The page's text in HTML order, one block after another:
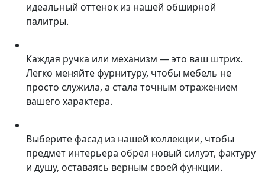
идеальный оттенок из нашей обширной
палитры.
Каждая ручка или механизм — это ваш штрих.
Легко меняйте фурнитуру, чтобы мебель не
просто служила, а стала точным отражением
вашего характера.
Выберите фасад из нашей коллекции, чтобы
предмет интерьера обрёл новый силуэт, фактуру
и душу, оставаясь верным своей функции.